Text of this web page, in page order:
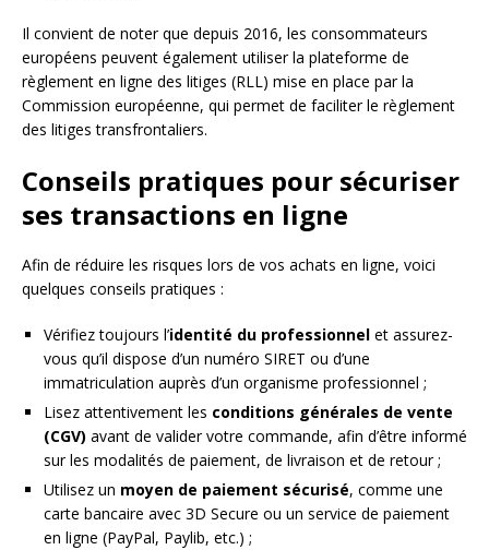
Il convient de noter que depuis 2016, les consommateurs
européens peuvent également utiliser la plateforme de
règlement en ligne des litiges (RLL) mise en place par la
Commission européenne, qui permet de faciliter le règlement
des litiges transfrontaliers.
Conseils pratiques pour sécuriser
ses transactions en ligne
Afin de réduire les risques lors de vos achats en ligne, voici
quelques conseils pratiques :
Vérifiez toujours l’identité du professionnel et assurez-
vous qu’il dispose d’un numéro SIRET ou d’une
immatriculation auprès d’un organisme professionnel ;
Lisez attentivement les conditions générales de vente
(CGV) avant de valider votre commande, afin d’être informé
sur les modalités de paiement, de livraison et de retour ;
Utilisez un moyen de paiement sécurisé, comme une
carte bancaire avec 3D Secure ou un service de paiement
en ligne (PayPal, Paylib, etc.) ;